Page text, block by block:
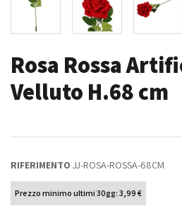
Rosa Rossa
Velluto H.68 cm
RIFERIMENTO JJ-ROSA-ROSSA-68CM
Prezzo minimo ultimi 30gg: 3,99 €